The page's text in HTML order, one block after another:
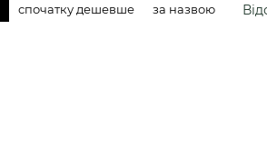
спочатку дешевше за назвою